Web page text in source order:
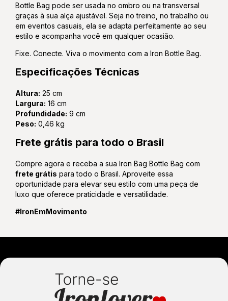
Bottle Bag pode ser usada no ombro ou na transversal
graças à sua alça ajustável. Seja no treino, no trabalho ou
em eventos casuais, ela se adapta perfeitamente ao seu
estilo e acompanha você em qualquer ocasião.
Fixe. Conecte. Viva o movimento com a Iron Bottle Bag.
Especificações Técnicas
Altura: 25 cm
Largura: 16 cm
Profundidade: 9 cm
Peso: 0,46 kg
Frete grátis para todo o Brasil
Compre agora e receba a sua Iron Bag Bottle Bag com
frete grátis para todo o Brasil. Aproveite essa
oportunidade para elevar seu estilo com uma peça de
luxo que oferece praticidade e versatilidade.
#IronEmMovimento